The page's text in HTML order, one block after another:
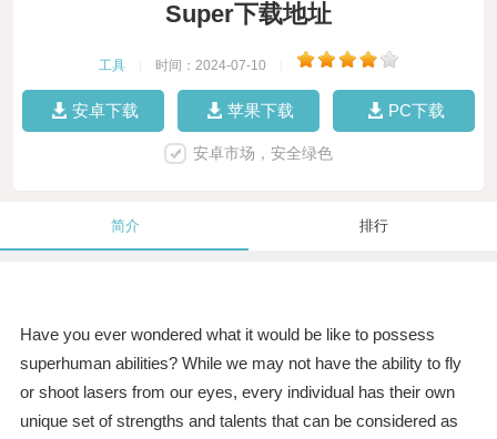
Super下载地址
工具 时间：2024-07-10
安卓下载 苹果下载 PC下载
安卓市场，安全绿色
简介 排行
Have you ever wondered what it would be like to possess
superhuman abilities? While we may not have the ability to fly
or shoot lasers from our eyes, every individual has their own
unique set of strengths and talents that can be considered as